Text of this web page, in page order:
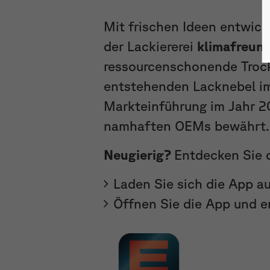
Mit frischen Ideen
der Lackiererei
ressourcenschonende
entstehenden Lacknebel
Markteinführung im Jahr
namhaften OEMs bewährt.
Neugierig? Entdecken Sie
Laden Sie sich die App
Öffnen Sie die App und